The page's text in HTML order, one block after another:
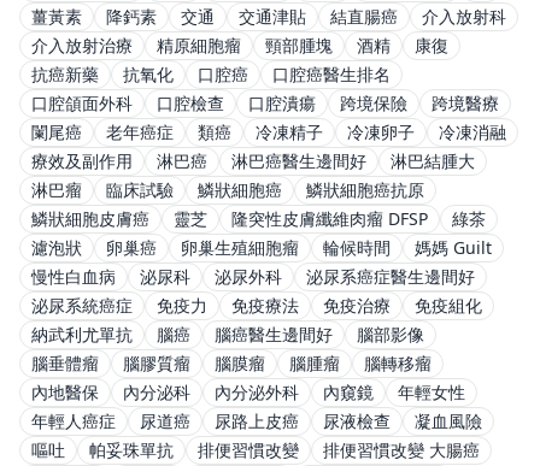
薑黃素
降鈣素 交通 交通津貼 結直腸癌
介入放射科
介入放射治療
精原細胞瘤 頸部腫塊 酒精
康復
抗癌新藥
抗氧化 口腔癌
口腔癌醫生排名
口腔頜面外科
口腔檢查 口腔潰瘍 跨境保險
跨境醫療
闌尾癌
老年癌症 類癌 冷凍精子 冷凍卵子
冷凍消融
療效及副作用
淋巴癌 淋巴癌醫生邊間好
淋巴結腫大
淋巴瘤
臨床試驗 鱗狀細胞癌
鱗狀細胞癌抗原
鱗狀細胞皮膚癌
靈芝 隆突性皮膚纖維肉瘤 DFSP
綠茶
濾泡狀
卵巢癌 卵巢生殖細胞瘤 輪候時間
媽媽 Guilt
慢性白血病
泌尿科 泌尿外科
泌尿系癌症醫生邊間好
泌尿系統癌症
免疫力 免疫療法 免疫治療
免疫組化
納武利尤單抗
腦癌 腦癌醫生邊間好
腦部影像
腦垂體瘤
腦膠質瘤 腦膜瘤 腦腫瘤
腦轉移瘤
內地醫保
內分泌科 內分泌外科 內窺鏡
年輕女性
年輕人癌症
尿道癌 尿路上皮癌 尿液檢查
凝血風險
嘔吐
帕妥珠單抗 排便習慣改變
排便習慣改變 大腸癌